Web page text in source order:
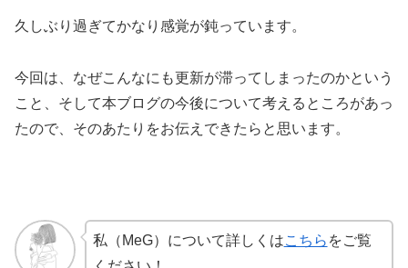
久しぶり過ぎてかなり感覚が鈍っています。
今回は、なぜこんなにも更新が滞ってしまったのかという
こと、そして本ブログの今後について考えるところがあっ
たので、そのあたりをお伝えできたらと思います。
私（MeG）について詳しくはこちら をご覧